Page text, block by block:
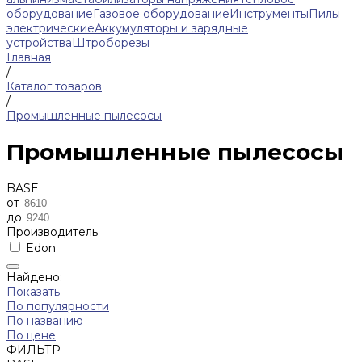
оборудованиеГазовое оборудованиеИнструментыПилы
электрическиеАккумуляторы и зарядные
устройстваШтроборезы
Главная
/
Каталог товаров
/
Промышленные пылесосы
Промышленные пылесосы
BASE
от
до
Производитель
Edon
Найдено:
Показать
По популярности
По названию
По цене
ФИЛЬТР